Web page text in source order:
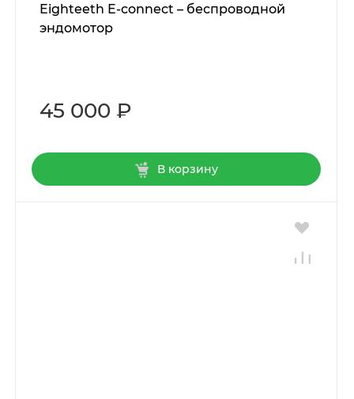
Eighteeth E-connect – беспроводной
эндомотор
45 000 ₽
В корзину